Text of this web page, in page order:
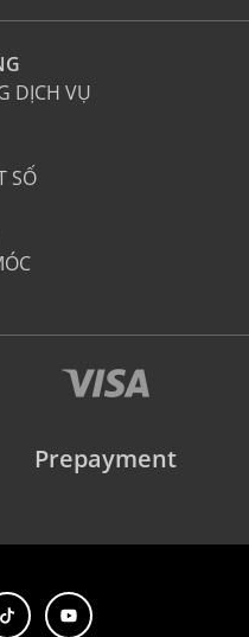
DỊCH VỤ
SỐ
Prepayment